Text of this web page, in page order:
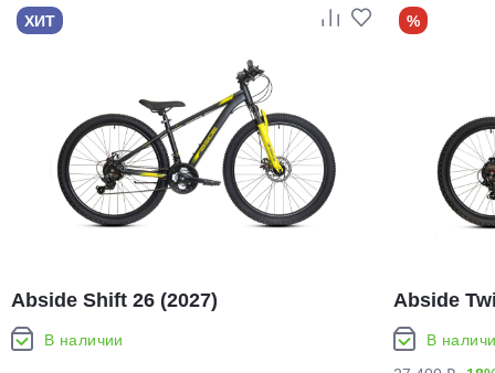
ХИТ
Abside Shift 26 (2027)
В наличии
%
Abside
В